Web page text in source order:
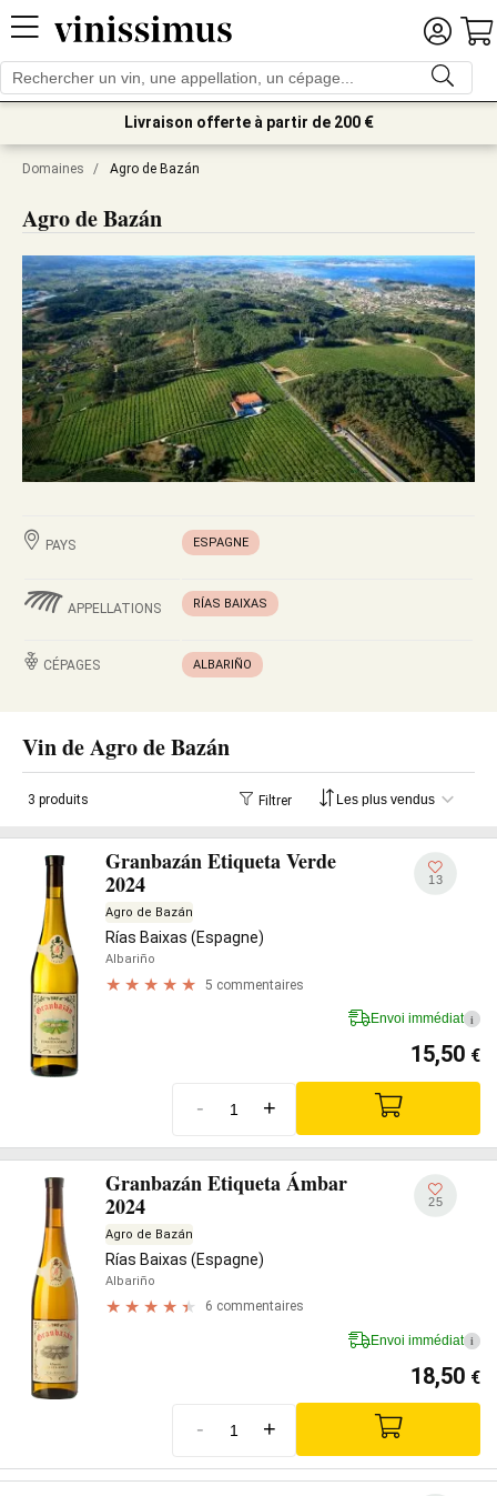
Livraison offerte à partir de 200 €
Domaines / Agro de Bazán
Agro de Bazán
PAYS ESPAGNE
APPELLATIONS RÍAS BAIXAS
CÉPAGES ALBARIÑO
Vin de Agro de Bazán
3 produits Filtrer
Granbazán Etiqueta Verde
2024
Agro de Bazán
Rías Baixas (Espagne)
Albariño
5 commentaires
13
Envoi immédiat i
15,50 €
- +
Granbazán Etiqueta Ámbar
2024
Agro de Bazán
Rías Baixas (Espagne)
Albariño
6 commentaires
25
Envoi immédiat i
18,50 €
- +